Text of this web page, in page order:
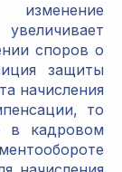
споров о
защиты
начисления
то
в кадровом